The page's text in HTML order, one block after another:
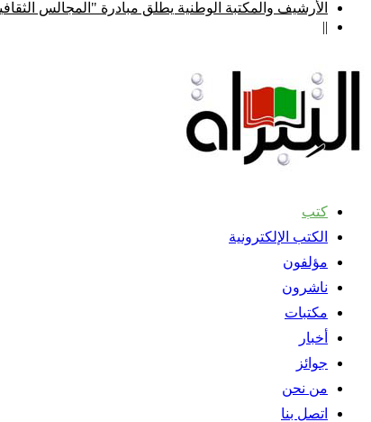
الأرشيف والمكتبة الوطنية يطلق مبادرة "المجالس
||
كتب
الكتب الإلكترونية
مؤلفون
ناشرون
مكتبات
أخبار
جوائز
من نحن
اتصل بنا